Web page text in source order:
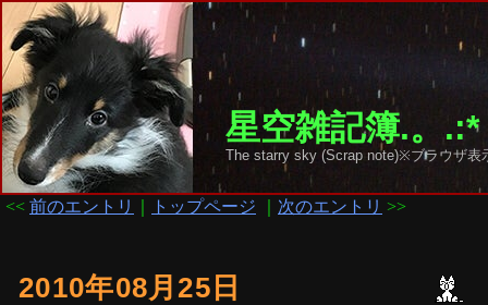
星空雑記簿.。
The starry sky (Scrap note)※ブラウザ
<< 前のエントリ トップページ 次のエントリ >>
2010年08月25日